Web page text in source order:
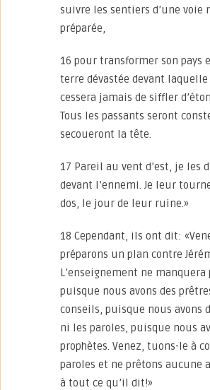
suivre les sentiers d’une voie
préparée,
16 pour transformer son pays
terre dévastée devant laquelle
cessera jamais de siffler
Tous les passants seront
secoueront la tête.
17 Pareil au vent d’est, je les
devant l’ennemi. Je leur
dos, le jour de leur ruine.»
18 Cependant, ils ont dit:
préparons un plan contre
L’enseignement ne manquera
puisque nous avons des
conseils, puisque nous avons
ni les paroles, puisque nous
prophètes. Venez, tuons-le à
paroles et ne prêtons aucune
à tout ce qu’il dit!»